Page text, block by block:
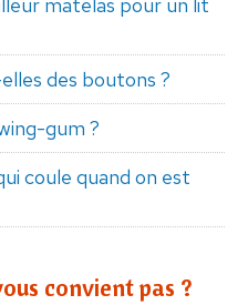
matelas pour un lit
des boutons ?
gum ?
coule quand on est
convient pas ?